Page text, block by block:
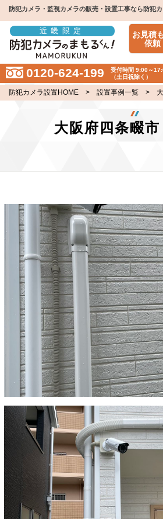
防犯カメラ・監視カメラの販売・設置工事なら防犯
近畿限定
お見積
依頼
0120-624-199
受付時間 9:00～
（土日祝除く）
防犯カメラ設置HOME> 設置事例一覧> 大
大阪府四条畷